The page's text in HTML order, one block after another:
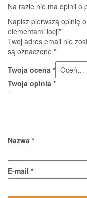
Na razie nie ma opinii o
Napisz pierwszą opinię
elementami locji”
Twój adres email nie
są oznaczone *
Twoja ocena *
Twoja opinia *
Nazwa *
E-mail *